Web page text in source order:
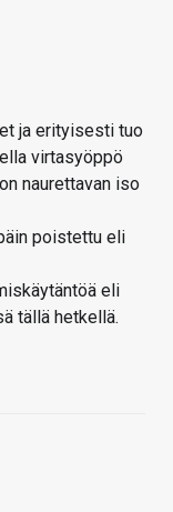
ja erityisesti tuo
virtasyöppö
naurettavan iso
poistettu eli
eli
tällä hetkellä.